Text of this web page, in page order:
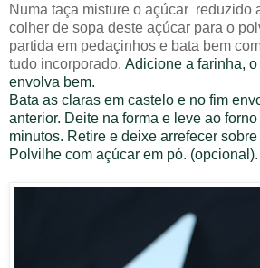
Numa taça misture o açúcar reduzido
colher de sopa deste açúcar para o
partida em pedaçinhos e bata bem
tudo incorporado. Adicione a farinha,
envolva bem.
Bata as claras em castelo e no fim
anterior. Deite na forma e leve ao
minutos. Retire e deixe arrefecer
Polvilhe com açúcar em pó. (opcional).